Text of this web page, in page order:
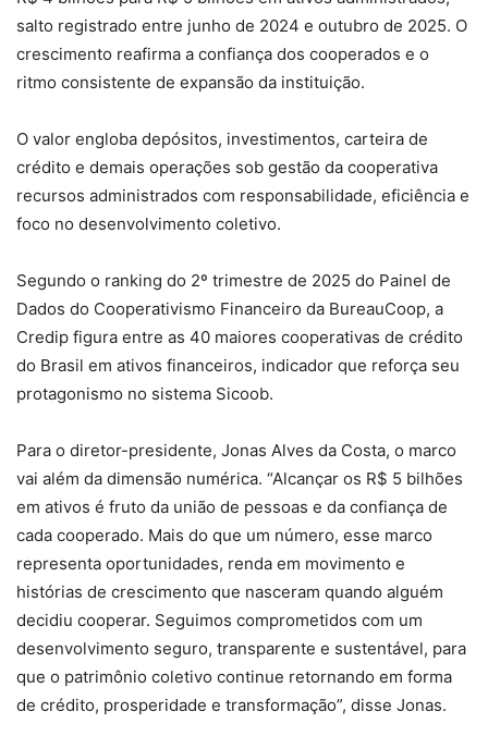
salto registrado entre junho de 2024 e outubro de 2025. O
crescimento reafirma a confiança dos cooperados e o
ritmo consistente de expansão da instituição.
O valor engloba depósitos, investimentos, carteira de
crédito e demais operações sob gestão da cooperativa
recursos administrados com responsabilidade, eficiência e
foco no desenvolvimento coletivo.
Segundo o ranking do 2º trimestre de 2025 do Painel de
Dados do Cooperativismo Financeiro da BureauCoop, a
Credip figura entre as 40 maiores cooperativas de crédito
do Brasil em ativos financeiros, indicador que reforça seu
protagonismo no sistema Sicoob.
Para o diretor-presidente, Jonas Alves da Costa, o marco
vai além da dimensão numérica. “Alcançar os R$ 5 bilhões
em ativos é fruto da união de pessoas e da confiança de
cada cooperado. Mais do que um número, esse marco
representa oportunidades, renda em movimento e
histórias de crescimento que nasceram quando alguém
decidiu cooperar. Seguimos comprometidos com um
desenvolvimento seguro, transparente e sustentável, para
que o patrimônio coletivo continue retornando em forma
de crédito, prosperidade e transformação”, disse Jonas.